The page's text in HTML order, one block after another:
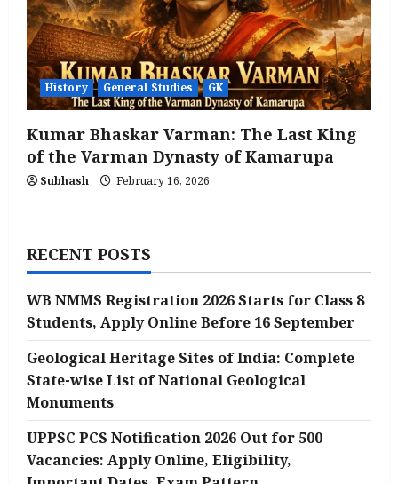
History General Studies GK
Kumar Bhaskar Varman: The Last King
of the Varman Dynasty of Kamarupa
Subhash February 16, 2026
RECENT POSTS
WB NMMS Registration 2026 Starts for Class 8
Students, Apply Online Before 16 September
Geological Heritage Sites of India: Complete
State-wise List of National Geological
Monuments
UPPSC PCS Notification 2026 Out for 500
Vacancies: Apply Online, Eligibility,